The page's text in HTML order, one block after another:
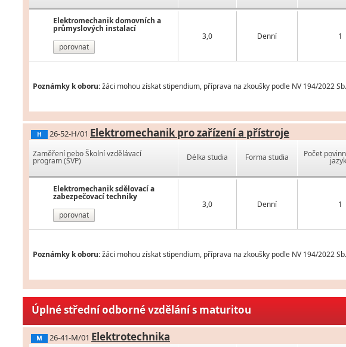
Elektromechanik domovních a
průmyslových instalací
porovnat
3,0 Denní 1
Poznámky k oboru:žáci mohou získat stipendium, příprava na zkoušky podle NV 194/2022
H 26-52-H/01 Elektromechanik pro zařízení a přístroje
Zaměření nebo Školní vzdělávací
program (ŠVP)
Elektromechanik sdělovací a
zabezpečovací techniky
porovnat
Délka studia Forma studia Počet
3,0 Denní 1
Poznámky k oboru:žáci mohou získat stipendium, příprava na zkoušky podle NV 194/2022
Úplné střední odborné vzdělání s maturitou
M 26-41-M/01 Elektrotechnika